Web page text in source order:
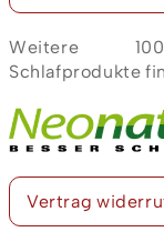
Weitere
Schlafprodukte
Vertrag